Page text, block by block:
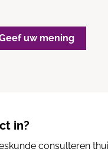
uw mening
in?
consulteren